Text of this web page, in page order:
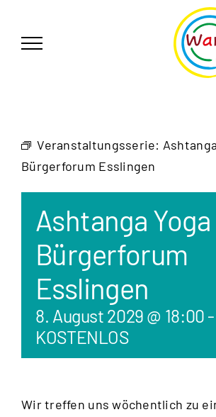
springen
Veranstaltungsserie:
Bürgerforum Esslingen
Ashtanga
Bürgerforum
Esslingen
8. August 2029 @ 18:00 -
KOSTENLOS
Wir treffen uns wöchentlich zu